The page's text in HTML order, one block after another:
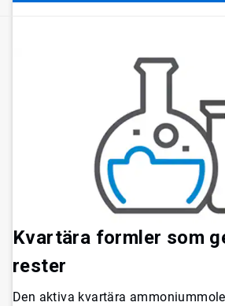
Kvartära formler som
rester
Den aktiva kvartära